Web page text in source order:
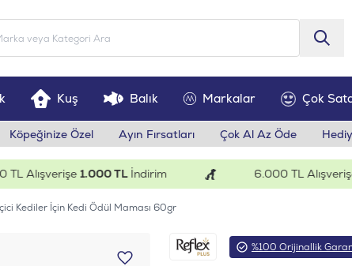
Kuş Balık Markalar Çok
Köpeğinize Özel Ayın Fırsatları Çok Al Az Öde
Alışverişe1.000 TLİndirim 6.000 TL Alışverişe
Kediler İçin Kedi Ödül Maması 60gr
%100 Orijinallik